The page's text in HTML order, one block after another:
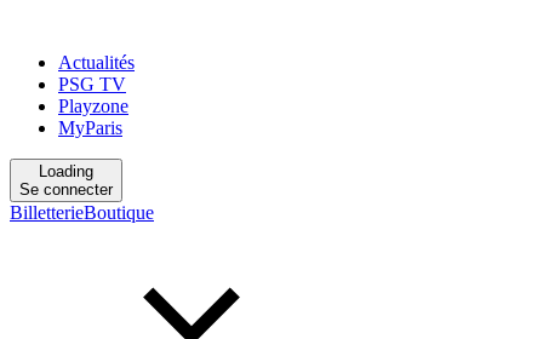
Actualités
PSG TV
Playzone
MyParis
Loading
Se connecter
BilletterieBoutique